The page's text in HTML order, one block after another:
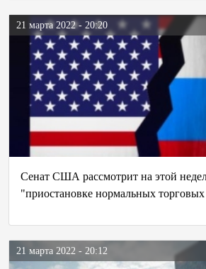
21 марта 2022 - 20:20
Сенат США рассмотрит на этой
"приостановке нормальных
21 марта 2022 - 20:12